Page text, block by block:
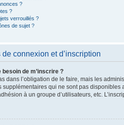
?
?
verrouillés ?
de sujet ?
de connexion et d’inscription
besoin de m’inscrire ?
dans l’obligation de le faire, mais les
supplémentaires qui ne sont pas disponibles
à un groupe d’utilisateurs, etc.